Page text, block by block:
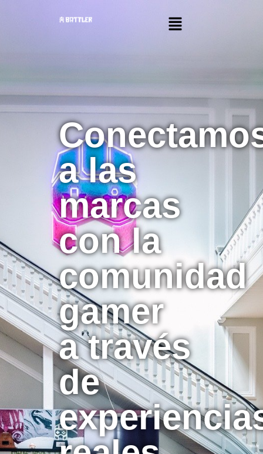
a las
marcas
con la
comunidad
gamer
a través
de